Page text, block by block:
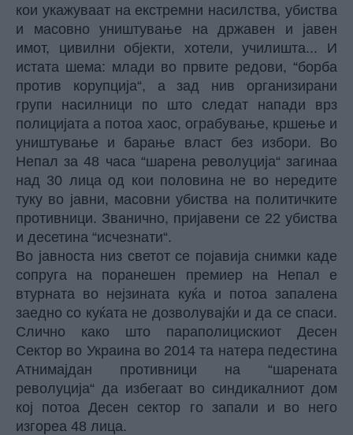
кои укажуваат на екстремни насилства, убиства
и масовно уништување на државен и јавен
имот, цивилни објекти, хотели, училишта... И
истата шема: млади во првите редови, “борба
против корупција“, а зад нив организирани
групи насилници по што следат напади врз
полицијата а потоа хаос, ограбување, кршење и
уништување и барање власт без избори. Во
Непал за 48 часа “шарена револуција“ загинаа
над 30 лица од кои половина не во нередите
туку во јавни, масовни убиства на политичките
противници. Званично, пријавени се 22 убиства
и десетина “исчезнати“.
Во јавноста низ светот се појавија снимки каде
сопруга на поранешен премиер на Непал е
втурната во нејзината куќа и потоа запалена
заедно со куќата не дозволувајќи и да се спаси.
Слично како што параполицискиот Десен
Сектор во Украина во 2014 та натера педестина
Атнимајдан противници на “шарената
револуција“ да избегаат во синдикалниот дом
кој потоа Десен сектор го запали и во него
изгореа 48 лица.